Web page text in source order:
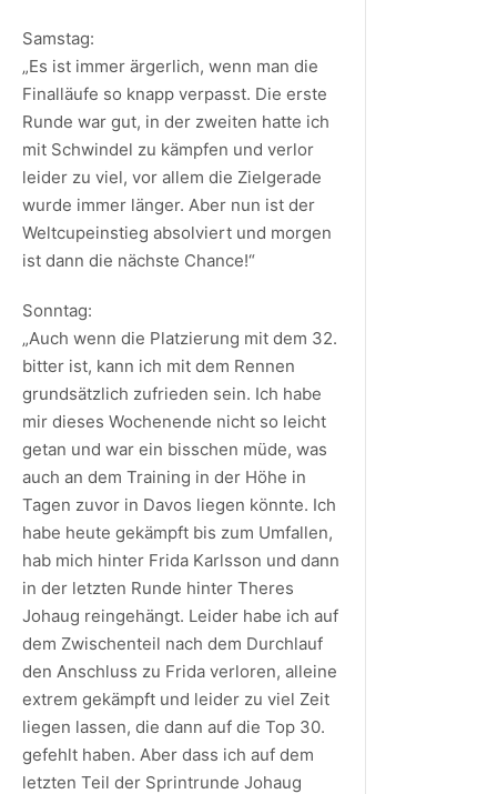
Samstag:
„Es ist immer ärgerlich, wenn man die
Finalläufe so knapp verpasst. Die erste
Runde war gut, in der zweiten hatte ich
mit Schwindel zu kämpfen und verlor
leider zu viel, vor allem die Zielgerade
wurde immer länger. Aber nun ist der
Weltcupeinstieg absolviert und morgen
ist dann die nächste Chance!“
Sonntag:
„Auch wenn die Platzierung mit dem 32.
bitter ist, kann ich mit dem Rennen
grundsätzlich zufrieden sein. Ich habe
mir dieses Wochenende nicht so leicht
getan und war ein bisschen müde, was
auch an dem Training in der Höhe in
Tagen zuvor in Davos liegen könnte. Ich
habe heute gekämpft bis zum Umfallen,
hab mich hinter Frida Karlsson und dann
in der letzten Runde hinter Theres
Johaug reingehängt. Leider habe ich auf
dem Zwischenteil nach dem Durchlauf
den Anschluss zu Frida verloren, alleine
extrem gekämpft und leider zu viel Zeit
liegen lassen, die dann auf die Top 30.
gefehlt haben. Aber dass ich auf dem
letzten Teil der Sprintrunde Johaug